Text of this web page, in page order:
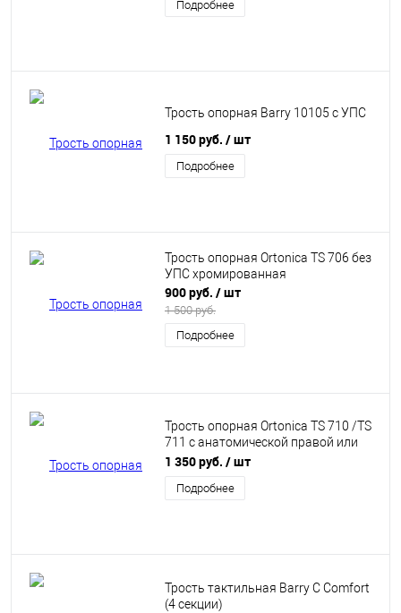
Подробнее
Трость опорная Barry 10105 с УПС
1 150 руб. / шт
Подробнее
Трость опорная Ortonica TS 706 без
УПС хромированная
900 руб. / шт
1 500 руб.
Подробнее
Трость опорная Ortonica TS 710 /TS
711 с анатомической правой или
левой ручкой
1 350 руб. / шт
Подробнее
Трость тактильная Barry C Comfort
(4 секции)